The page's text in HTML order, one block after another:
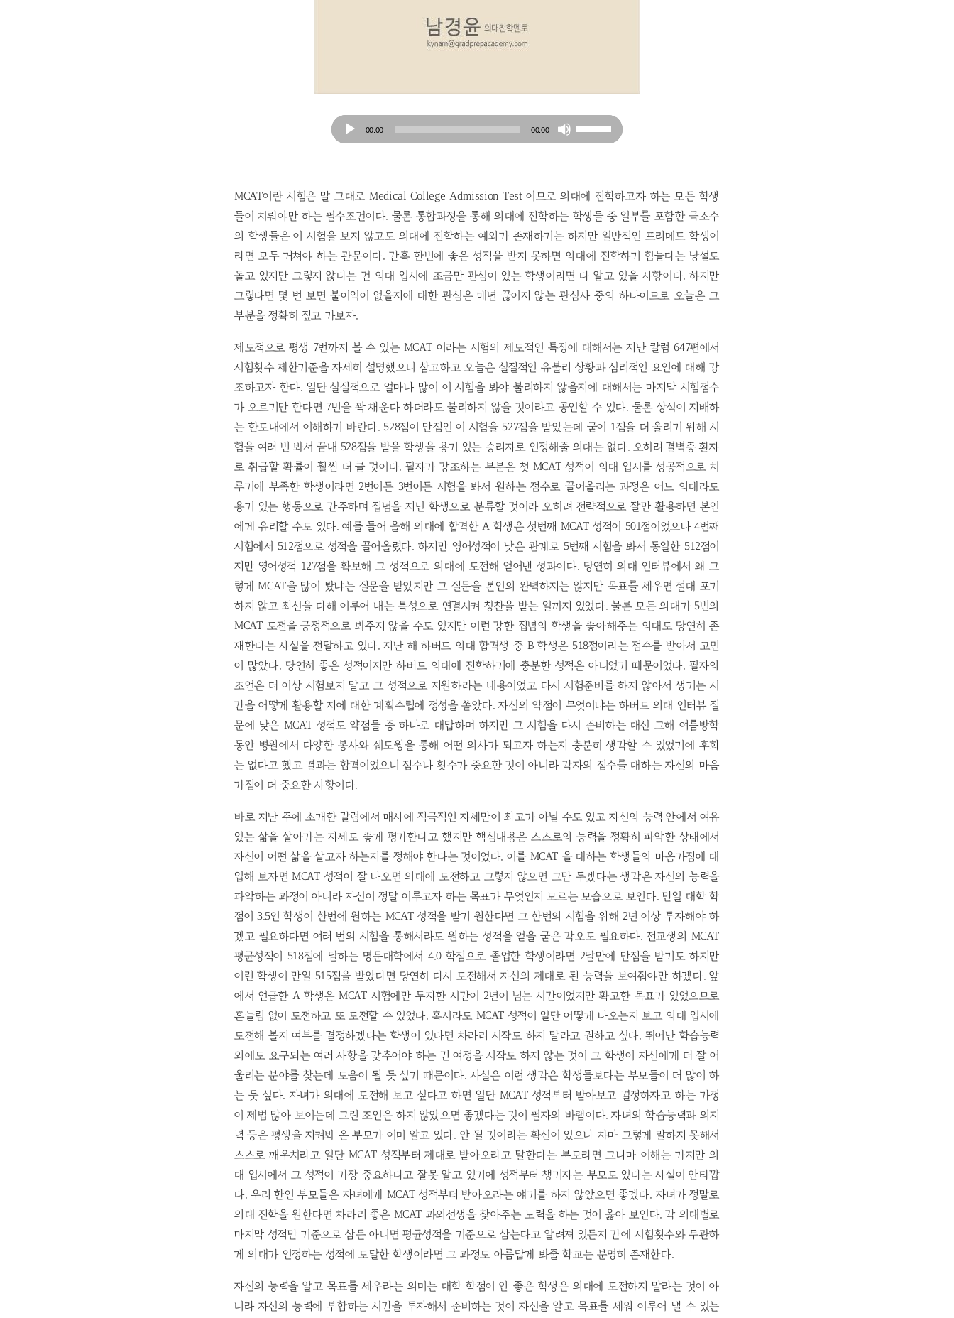
Audio
Player
00:00 00:00
Up/Down
to
increase
or
decrease
volume.
MCAT이란 시험은 말 그대로 Medical College Admission Test 이므로 의대에 진학하고자 하는 모든 학생
들이 치뤄야만 하는 필수조건이다. 물론 통합과정을 통해 의대에 진학하는 학생들 중 일부를 포함한 극소수
의 학생들은 이 시험을 보지 않고도 의대에 진학하는 예외가 존재하기는 하지만 일반적인 프리메드 학생이
라면 모두 거쳐야 하는 관문이다. 간혹 한번에 좋은 성적을 받지 못하면 의대에 진학하기 힘들다는 낭설도
돌고 있지만 그렇지 않다는 건 의대 입시에 조금만 관심이 있는 학생이라면 다 알고 있을 사항이다. 하지만
그렇다면 몇 번 보면 불이익이 없을지에 대한 관심은 매년 끊이지 않는 관심사 중의 하나이므로 오늘은 그
부분을 정확히 짚고 가보자.
제도적으로 평생 7번까지 볼 수 있는 MCAT 이라는 시험의 제도적인 특징에 대해서는 지난 칼럼 647편에서
시험횟수 제한기준을 자세히 설명했으니 참고하고 오늘은 실질적인 유불리 상황과 심리적인 요인에 대해 강
조하고자 한다. 일단 실질적으로 얼마나 많이 이 시험을 봐야 불리하지 않을지에 대해서는 마지막 시험점수
가 오르기만 한다면 7번을 꽉 채운다 하더라도 불리하지 않을 것이라고 공언할 수 있다. 물론 상식이 지배하
는 한도내에서 이해하기 바란다. 528점이 만점인 이 시험을 527점을 받았는데 굳이 1점을 더 올리기 위해 시
험을 여러 번 봐서 끝내 528점을 받을 학생을 용기 있는 승리자로 인정해줄 의대는 없다. 오히려 결벽증 환자
로 취급할 확률이 훨씬 더 클 것이다. 필자가 강조하는 부분은 첫 MCAT 성적이 의대 입시를 성공적으로 치
루기에 부족한 학생이라면 2번이든 3번이든 시험을 봐서 원하는 점수로 끌어올리는 과정은 어느 의대라도
용기 있는 행동으로 간주하며 집념을 지닌 학생으로 분류할 것이라 오히려 전략적으로 잘만 활용하면 본인
에게 유리할 수도 있다. 예를 들어 올해 의대에 합격한 A 학생은 첫번째 MCAT 성적이 501점이었으나 4번째
시험에서 512점으로 성적을 끌어올렸다. 하지만 영어성적이 낮은 관계로 5번째 시험을 봐서 동일한 512점이
지만 영어성적 127점을 확보해 그 성적으로 의대에 도전해 얻어낸 성과이다. 당연히 의대 인터뷰에서 왜 그
렇게 MCAT을 많이 봤냐는 질문을 받았지만 그 질문을 본인의 완벽하지는 않지만 목표를 세우면 절대 포기
하지 않고 최선을 다해 이루어 내는 특성으로 연결시켜 칭찬을 받는 일까지 있었다. 물론 모든 의대가 5번의
MCAT 도전을 긍정적으로 봐주지 않을 수도 있지만 이런 강한 집념의 학생을 좋아해주는 의대도 당연히 존
재한다는 사실을 전달하고 있다. 지난 해 하버드 의대 합격생 중 B 학생은 518점이라는 점수를 받아서 고민
이 많았다. 당연히 좋은 성적이지만 하버드 의대에 진학하기에 충분한 성적은 아니었기 때문이었다. 필자의
조언은 더 이상 시험보지 말고 그 성적으로 지원하라는 내용이었고 다시 시험준비를 하지 않아서 생기는 시
간을 어떻게 활용할 지에 대한 계획수립에 정성을 쏟았다. 자신의 약점이 무엇이냐는 하버드 의대 인터뷰 질
문에 낮은 MCAT 성적도 약점들 중 하나로 대답하며 하지만 그 시험을 다시 준비하는 대신 그해 여름방학
동안 병원에서 다양한 봉사와 쉐도윙을 통해 어떤 의사가 되고자 하는지 충분히 생각할 수 있었기에 후회
는 없다고 했고 결과는 합격이었으니 점수나 횟수가 중요한 것이 아니라 각자의 점수를 대하는 자신의 마음
가짐이 더 중요한 사항이다.
바로 지난 주에 소개한 칼럼에서 매사에 적극적인 자세만이 최고가 아닐 수도 있고 자신의 능력 안에서 여유
있는 삶을 살아가는 자세도 좋게 평가한다고 했지만 핵심내용은 스스로의 능력을 정확히 파악한 상태에서
자신이 어떤 삶을 살고자 하는지를 정해야 한다는 것이었다. 이를 MCAT 을 대하는 학생들의 마음가짐에 대
입해 보자면 MCAT 성적이 잘 나오면 의대에 도전하고 그렇지 않으면 그만 두겠다는 생각은 자신의 능력을
파악하는 과정이 아니라 자신이 정말 이루고자 하는 목표가 무엇인지 모르는 모습으로 보인다. 만일 대학 학
점이 3.5인 학생이 한번에 원하는 MCAT 성적을 받기 원한다면 그 한번의 시험을 위해 2년 이상 투자해야 하
겠고 필요하다면 여러 번의 시험을 통해서라도 원하는 성적을 얻을 굳은 각오도 필요하다. 전교생의 MCAT
평균성적이 518점에 달하는 명문대학에서 4.0 학점으로 졸업한 학생이라면 2달만에 만점을 받기도 하지만
이런 학생이 만일 515점을 받았다면 당연히 다시 도전해서 자신의 제대로 된 능력을 보여줘야만 하겠다. 앞
에서 언급한 A 학생은 MCAT 시험에만 투자한 시간이 2년이 넘는 시간이었지만 확고한 목표가 있었으므로
흔들림 없이 도전하고 또 도전할 수 있었다. 혹시라도 MCAT 성적이 일단 어떻게 나오는지 보고 의대 입시에
도전해 볼지 여부를 결정하겠다는 학생이 있다면 차라리 시작도 하지 말라고 권하고 싶다. 뛰어난 학습능력
외에도 요구되는 여러 사항을 갖추어야 하는 긴 여정을 시작도 하지 않는 것이 그 학생이 자신에게 더 잘 어
울리는 분야를 찾는데 도움이 될 듯 싶기 때문이다. 사실은 이런 생각은 학생들보다는 부모들이 더 많이 하
는 듯 싶다. 자녀가 의대에 도전해 보고 싶다고 하면 일단 MCAT 성적부터 받아보고 결정하자고 하는 가정
이 제법 많아 보이는데 그런 조언은 하지 않았으면 좋겠다는 것이 필자의 바램이다. 자녀의 학습능력과 의지
력 등은 평생을 지켜봐 온 부모가 이미 알고 있다. 안 될 것이라는 확신이 있으나 차마 그렇게 말하지 못해서
스스로 깨우치라고 일단 MCAT 성적부터 제대로 받아오라고 말한다는 부모라면 그나마 이해는 가지만 의
대 입시에서 그 성적이 가장 중요하다고 잘못 알고 있기에 성적부터 챙기자는 부모도 있다는 사실이 안타깝
다. 우리 한인 부모들은 자녀에게 MCAT 성적부터 받아오라는 얘기를 하지 않았으면 좋겠다. 자녀가 정말로
의대 진학을 원한다면 차라리 좋은 MCAT 과외선생을 찾아주는 노력을 하는 것이 옳아 보인다. 각 의대별로
마지막 성적만 기준으로 삼든 아니면 평균성적을 기준으로 삼는다고 알려져 있든지 간에 시험횟수와 무관하
게 의대가 인정하는 성적에 도달한 학생이라면 그 과정도 아름답게 봐줄 학교는 분명히 존재한다.
자신의 능력을 알고 목표를 세우라는 의미는 대학 학점이 안 좋은 학생은 의대에 도전하지 말라는 것이 아
니라 자신의 능력에 부합하는 시간을 투자해서 준비하는 것이 자신을 알고 목표를 세워 이루어 낼 수 있는